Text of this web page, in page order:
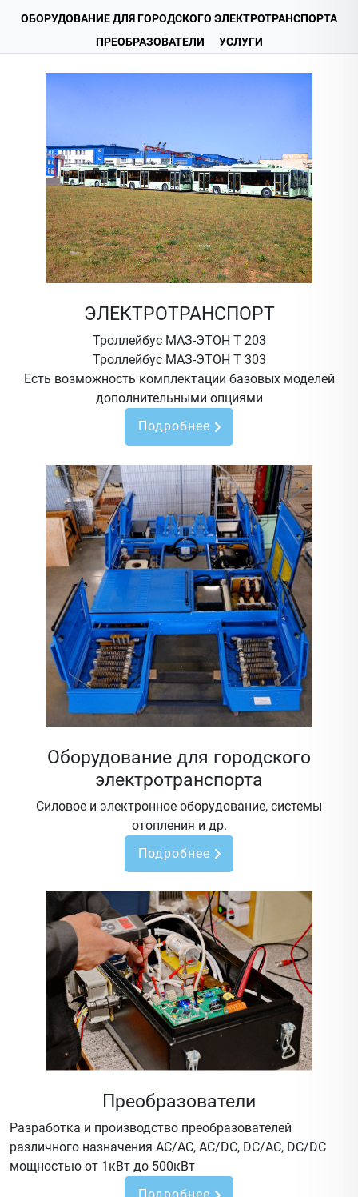
ОБОРУДОВАНИЕ ДЛЯ ГОРОДСКОГО ЭЛЕКТРОТРАНСПОРТА
ПРЕОБРАЗОВАТЕЛИ
УСЛУГИ
ЭЛЕКТРОТРАНСПОРТ
Троллейбус МАЗ-ЭТОН Т 203
Троллейбус МАЗ-ЭТОН Т 303
Есть возможность комплектации базовых моделей
дополнительными опциями
Подробнее
Оборудование для городского
электротранспорта
Силовое и электронное оборудование, системы
отопления и др.
Подробнее
Преобразователи
Разработка и производство преобразователей
различного назначения AC/AC, AC/DC, DC/AC, DC/DC
мощностью от 1кВт до 500кВт